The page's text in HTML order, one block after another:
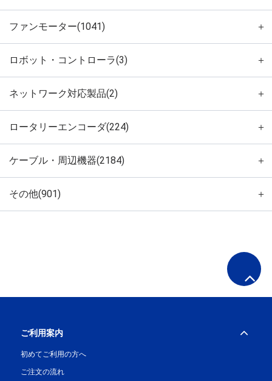
ファンモーター(1041) ＋
ロボット・コントローラ(3) ＋
ネットワーク対応製品(2) ＋
ロータリーエンコーダ(224) ＋
ケーブル・周辺機器(2184) ＋
その他(901) ＋
ご利用案内
初めてご利用の方へ
ご注文の流れ